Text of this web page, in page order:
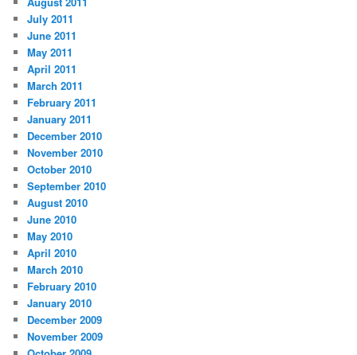
July 2011
June 2011
May 2011
April 2011
March 2011
February 2011
January 2011
December 2010
November 2010
October 2010
September 2010
August 2010
June 2010
May 2010
April 2010
March 2010
February 2010
January 2010
December 2009
November 2009